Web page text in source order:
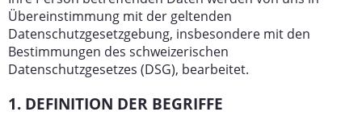
Emobility
Aktuelles
Shops
JuniorClub
Übereinstimmung mit der geltenden
Datenschutzgesetzgebung, insbesondere mit den
Bestimmungen des schweizerischen
Datenschutzgesetzes (DSG), bearbeitet.
1. DEFINITION DER BEGRIFFE